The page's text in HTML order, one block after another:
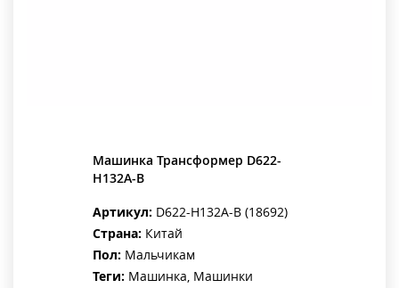
Машинка Трансформер D622-
H132A-B
Артикул: D622-H132A-B (18692)
Страна: Китай
Пол: Мальчикам
Теги: Машинка, Машинки